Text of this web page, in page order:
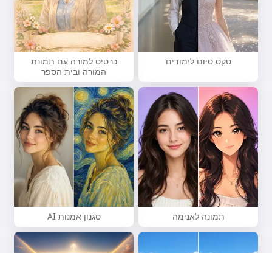
טקס סיום לימודים כרטיס למורה עם תמונת
המורה ובית הספר
תמונה לאנימה סגנון אמנות AI